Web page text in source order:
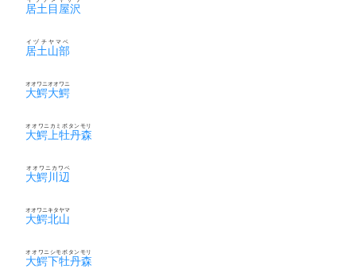
居土目屋沢
居土山部
イヅチヤマベ
大鰐大鰐
オオワニオオワニ
大鰐上牡丹森
オオワニカミボタンモリ
大鰐川辺
オオワニカワベ
大鰐北山
オオワニキタヤマ
大鰐下牡丹森
オオワニシモボタンモリ